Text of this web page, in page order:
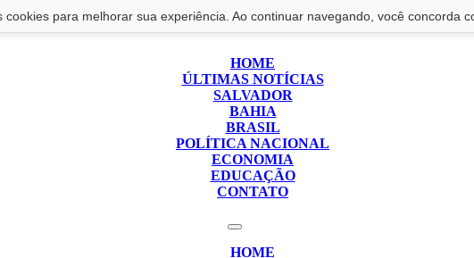
para melhorar sua experiência. Ao continuar navegando, você concorda
HOME
ÚLTIMAS NOTÍCIAS
SALVADOR
BAHIA
BRASIL
POLÍTICA NACIONAL
ECONOMIA
EDUCAÇÃO
CONTATO
HOME